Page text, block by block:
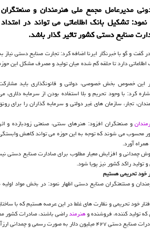
مدیرعامل مجمع ملی هنرمندان و صنعتگران
تشكیل بانك اطلاعاتی می تواند در امتداد
صنایع دستی كشور تاثیر گذار باشد.
گفت و گو با خبرنگار ایرنا اضافه کرد: تجارت صنایع دستی نیاز
دارد تا حلقه گم شده میان تولید و مصرف مشکل این
این خصوص بخش خصوصی، دولتی و قانونگذاری باید
کرد: با وجود تحریم و بلا استفاده بودن از سرمایه دلاری،
تجار، سازمان های غیر دولتی و سرمایه گذاران را برای
و صنعتگران افزود: هنرهای سنتی، صنعتی زودبازده و
محسوب می شوند که توجه به این حوزه می تواند کاهش
آورد.
چمدانی و افزایش معیار مطلوب برای صادارت صنایع
و تولید راکد کشور نیز پویا شود.
خود تحریمی هستیم
و صنتعتگران صنایع دستی اظهار نمود: در بخش مواد
خود تحریمی و نظارت های غلط در این عرصه هستیم که با
تولید کننده، فروشنده وهنرمندراضی باشند، صادرات کشور